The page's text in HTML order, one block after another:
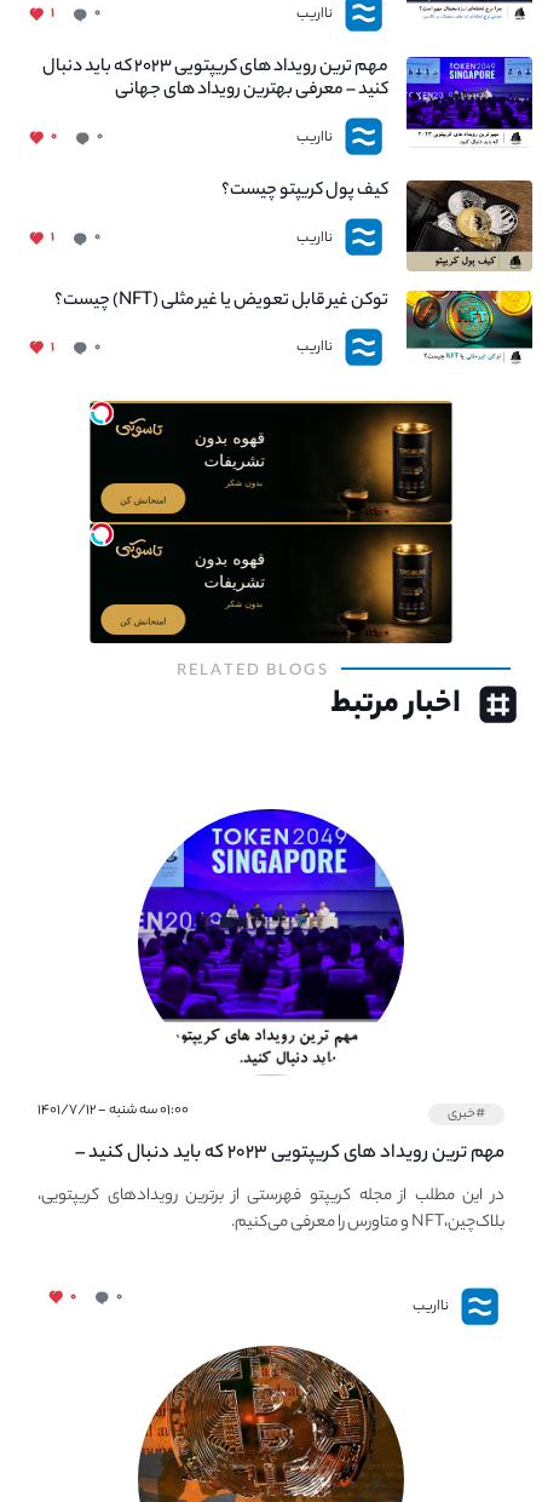
نااریب ۰ ۱
مهم ترین رویداد های کریپتویی ۲۰۲۳ که باید دنبال
کنید – معرفی بهترین رویداد های جهانی
نااریب ۰ ۰
کیف پول کریپتو چیست؟
نااریب ۰ ۱
توکن غیر قابل تعویض یا غیر مثلی (NFT) چیست؟
نااریب ۰ ۱
RELATED BLOGS
اخبار مرتبط
#خبری ۰۱:۰۰ سه شنبه - ۱۴۰۱/۷/۱۲
مهم ترین رویداد های کریپتویی ۲۰۲۳ که باید دنبال کنید –
معرفی بهترین رویداد های جهانی
در این مطلب از مجله کریپتو فهرستی از برترین رویدادهای کریپتویی،
بلاک‌چین،NFT و متاورس را معرفی می‌کنیم.
نااریب ۰ ۰